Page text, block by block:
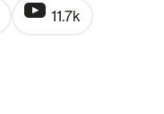
11.7k